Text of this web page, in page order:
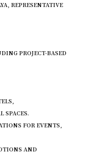
REPRESENTATIVE
PROJECT-BASED
SPACES.
FOR EVENTS,
AND